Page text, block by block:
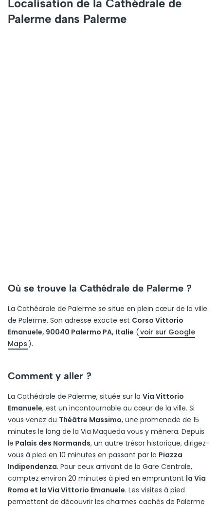
Localisation de la Cathédrale de
Palerme dans Palerme
Où se trouve la Cathédrale de Palerme ?
La Cathédrale de Palerme se situe en plein cœur de la ville
de Palerme. Son adresse exacte est Corso Vittorio
Emanuele, 90040 Palermo PA, Italie (voir sur Google
Maps ).
Comment y aller ?
La Cathédrale de Palerme, située sur la Via Vittorio
Emanuele, est un incontournable au cœur de la ville. Si
vous venez du Théâtre Massimo, une promenade de 15
minutes le long de la Via Maqueda vous y mènera. Depuis
le Palais des Normands, un autre trésor historique, dirigez-
vous à pied en 10 minutes en passant par la Piazza
Indipendenza. Pour ceux arrivant de la Gare Centrale,
comptez environ 20 minutes à pied en empruntant la Via
Roma et la Via Vittorio Emanuele. Les visites à pied
permettent de découvrir les charmes cachés de Palerme